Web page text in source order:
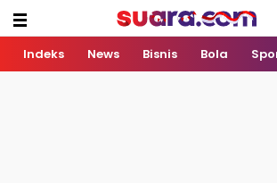
Indeks News Bisnis Bola